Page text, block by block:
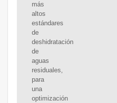
más
altos
estándares
de
deshidratación
de
aguas
residuales,
para
una
optimización